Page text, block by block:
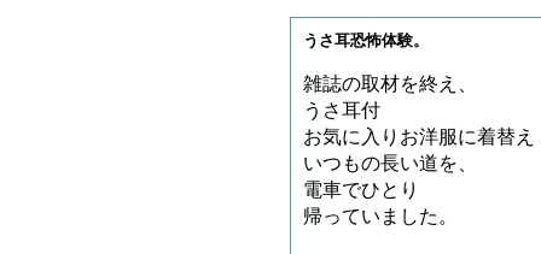
うさ耳恐怖体験。
雑誌の取材を終え、
うさ耳付
お気に入りお洋服に着替え
いつもの長い道を、
電車でひとり
帰っていました。